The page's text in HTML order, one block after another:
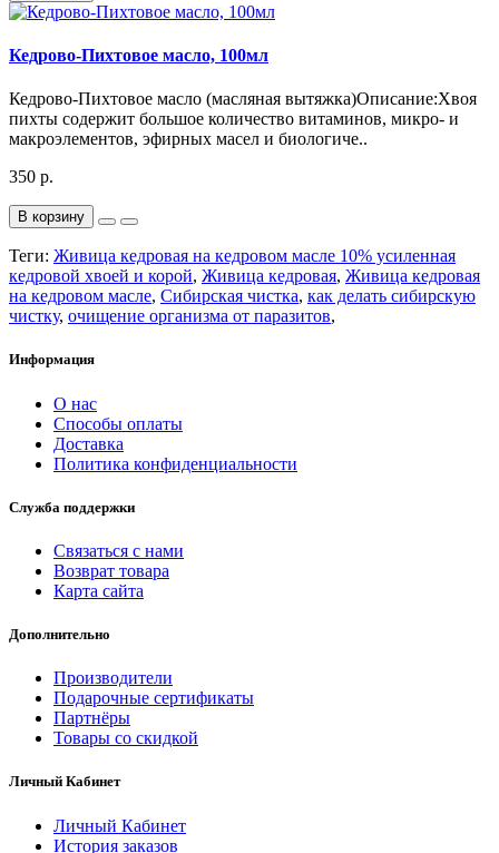
Кедрово-Пихтовое масло, 100мл
Кедрово-Пихтовое масло (масляная вытяжка)Описание:Хвоя
пихты содержит большое количество витаминов, микро- и
макроэлементов, эфирных масел и биологиче..
350 р.
В корзину
Теги: Живица кедровая на кедровом масле 10% усиленная
кедровой хвоей и корой, Живица кедровая, Живица кедровая
на кедровом масле, Сибирская чистка, как делать сибирскую
чистку, очищение организма от паразитов,
Информация
О нас
Способы оплаты
Доставка
Политика конфиденциальности
Служба поддержки
Связаться с нами
Возврат товара
Карта сайта
Дополнительно
Производители
Подарочные сертификаты
Партнёры
Товары со скидкой
Личный Кабинет
Личный Кабинет
История заказов